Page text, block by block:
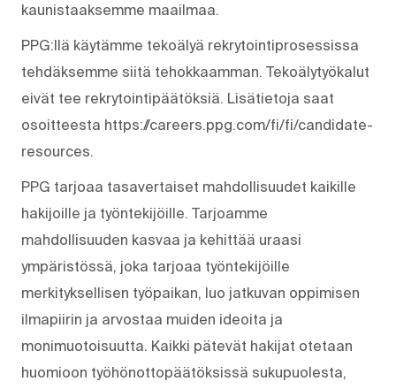
kaunistaaksemme maailmaa.
PPG:llä käytämme tekoälyä rekrytointiprosessissa
tehdäksemme siitä tehokkaamman. Tekoälytyökalut
eivät tee rekrytointipäätöksiä. Lisätietoja saat
osoitteesta https://careers.ppg.com/fi/fi/candidate-
resources.
PPG tarjoaa tasavertaiset mahdollisuudet kaikille
hakijoille ja työntekijöille. Tarjoamme
mahdollisuuden kasvaa ja kehittää uraasi
ympäristössä, joka tarjoaa työntekijöille
merkityksellisen työpaikan, luo jatkuvan oppimisen
ilmapiirin ja arvostaa muiden ideoita ja
monimuotoisuutta. Kaikki pätevät hakijat otetaan
huomioon työhönottopäätöksissä sukupuolesta,